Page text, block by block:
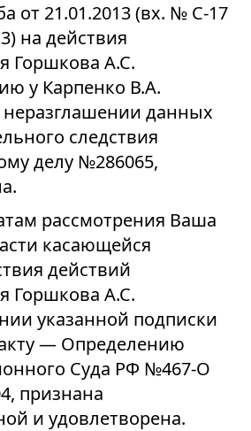
от 21.01.2013 (вх. № С-17
на действия
Горшкова А.С.
у Карпенко В.А.
данных
следствия
делу №286065,
рассмотрения Ваша
касающейся
действий
Горшкова А.С.
указанной подписки
— Определению
Суда РФ №467-О
признана
и удовлетворена.